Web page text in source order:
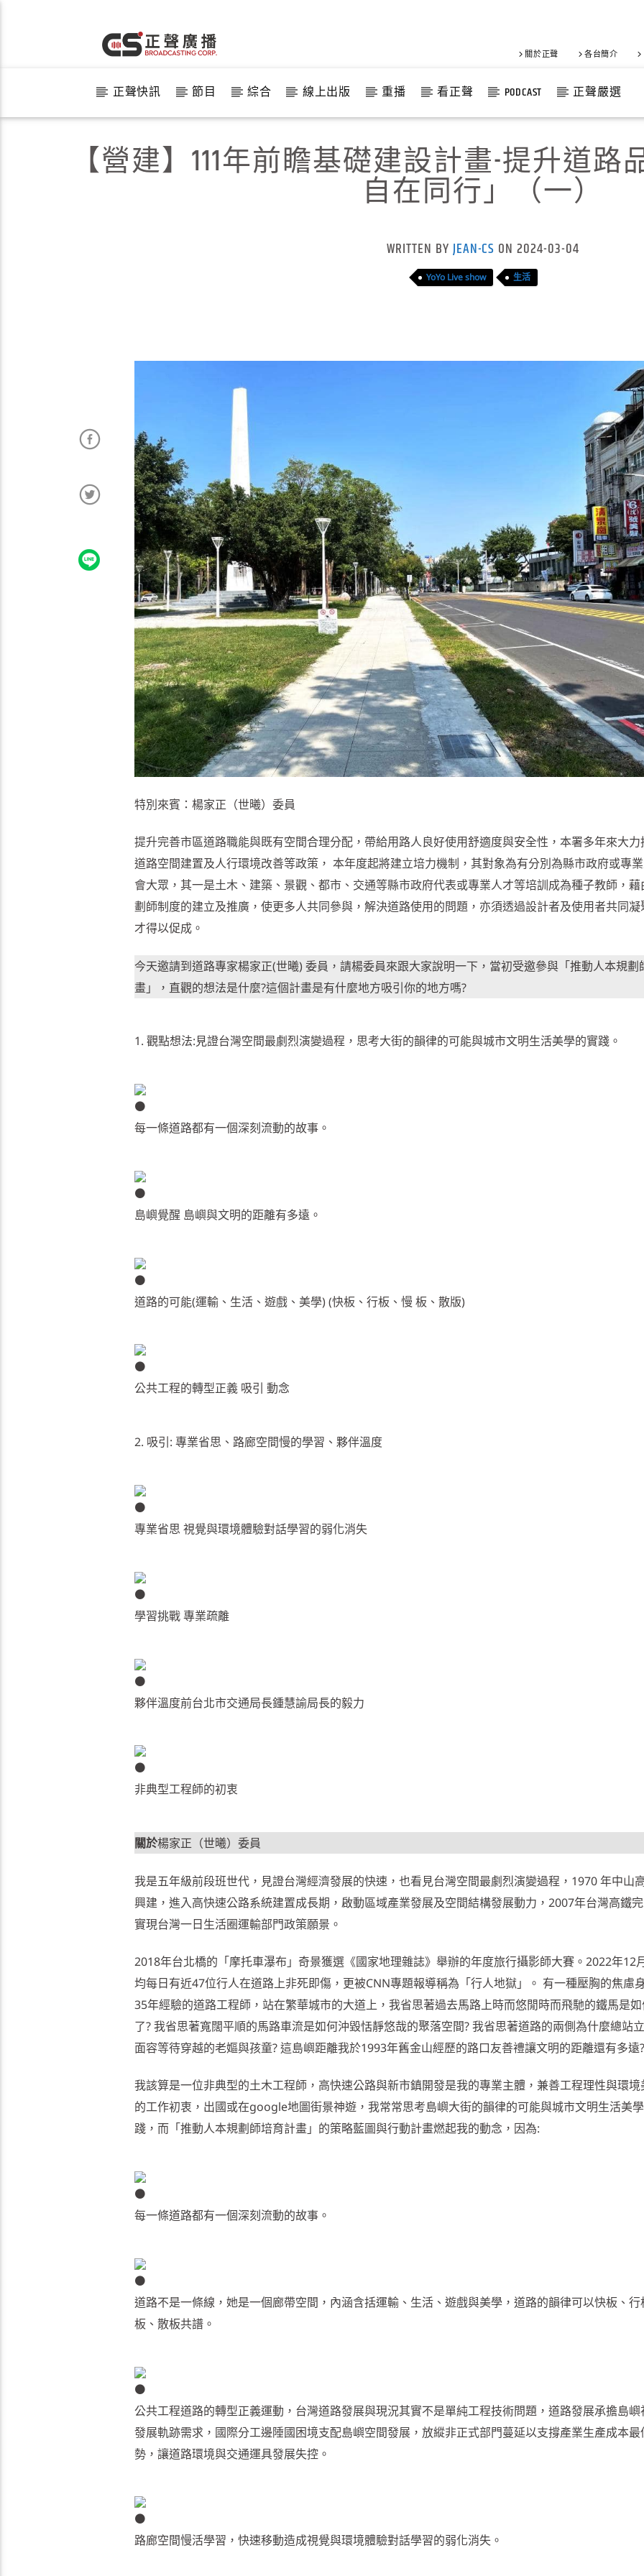
關於正聲 各台簡介
正聲快訊 節目 綜合 線上出版 重播 看正聲 PODCAST 正聲嚴選
【營建】111年前瞻基礎建設計畫-提升道
自在同行」（一）
WRITTEN BY JEAN-CS ON 2024-03-04
YoYo Live show 生活
特別來賓：楊家正（世曦）委員
提升完善市區道路職能與既有空間合理分配，帶給用路人良好使用舒適度與安全性，本署多年來大力
道路空間建置及人行環境改善等政策， 本年度起將建立培力機制，其對象為有分別為縣市政府或專
會大眾，其一是土木、建築、景觀、都市、交通等縣市政府代表或專業人才等培訓成為種子教師，藉
劃師制度的建立及推廣，使更多人共同參與，解決道路使用的問題，亦須透過設計者及使用者共同凝
才得以促成。
今天邀請到道路專家楊家正(世曦) 委員，請楊委員來跟大家說明一下，當初受邀參與「推動人本規劃
畫」，直觀的想法是什麼?這個計畫是有什麼地方吸引你的地方嗎?
1. 觀點想法:見證台灣空間最劇烈演變過程，思考大街的韻律的可能與城市文明生活美學的實踐。
每一條道路都有一個深刻流動的故事。
島嶼覺醒 島嶼與文明的距離有多遠。
道路的可能(運輸、生活、遊戲、美學) (快板、行板、慢 板、散版)
公共工程的轉型正義 吸引 動念
2. 吸引: 專業省思、路廊空間慢的學習、夥伴溫度
專業省思 視覺與環境體驗對話學習的弱化消失
學習挑戰 專業疏離
夥伴溫度前台北市交通局長鍾慧諭局長的毅力
非典型工程師的初衷
關於楊家正（世曦）委員
我是五年級前段班世代，見證台灣經濟發展的快速，也看見台灣空間最劇烈演變過程，1970 年中山
興建，進入高快速公路系統建置成長期，啟動區域產業發展及空間結構發展動力，2007年台灣高鐵完
實現台灣一日生活圈運輸部門政策願景。
2018年台北橋的「摩托車瀑布」奇景獲選《國家地理雜誌》舉辦的年度旅行攝影師大賽。2022年12
均每日有近47位行人在道路上非死即傷，更被CNN專題報導稱為「行人地獄」。 有一種壓胸的焦慮
35年經驗的道路工程師，站在繁華城市的大道上，我省思著過去馬路上時而悠閒時而飛馳的鐵馬是
了? 我省思著寬闊平順的馬路車流是如何沖毀恬靜悠哉的聚落空間? 我省思著道路的兩側為什麼總站
面容等待穿越的老嫗與孩童? 這島嶼距離我於1993年舊金山經歷的路口友善禮讓文明的距離還有多遠?
我該算是一位非典型的土木工程師，高快速公路與新市鎮開發是我的專業主體，兼善工程理性與環境
的工作初衷，出國或在google地圖街景神遊，我常常思考島嶼大街的韻律的可能與城市文明生活美
踐，而「推動人本規劃師培育計畫」的策略藍圖與行動計畫燃起我的動念，因為:
每一條道路都有一個深刻流動的故事。
道路不是一條線，她是一個廊帶空間，內涵含括運輸、生活、遊戲與美學，道路的韻律可以快板、行
板、散板共譜。
公共工程道路的轉型正義運動，台灣道路發展與現況其實不是單純工程技術問題，道路發展承擔島嶼
發展軌跡需求，國際分工邊陲國困境支配島嶼空間發展，放縱非正式部門蔓延以支撐產業生產成本最
勢，讓道路環境與交通運具發展失控。
路廊空間慢活學習，快速移動造成視覺與環境體驗對話學習的弱化消失。